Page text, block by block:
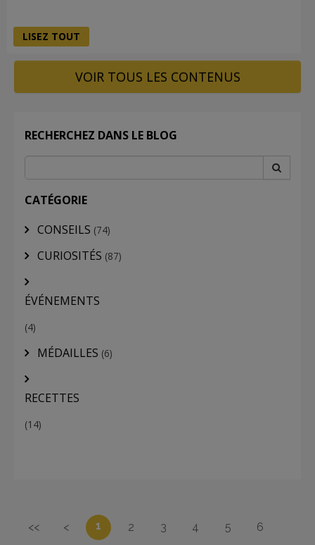
LISEZ TOUT
VOIR TOUS LES CONTENUS
RECHERCHEZ DANS LE BLOG
CATÉGORIE
CONSEILS (74)
CURIOSITÉS (87)
ÉVÉNEMENTS
(4)
MÉDAILLES (6)
RECETTES
(14)
<< < 1 2 3 4 5
6